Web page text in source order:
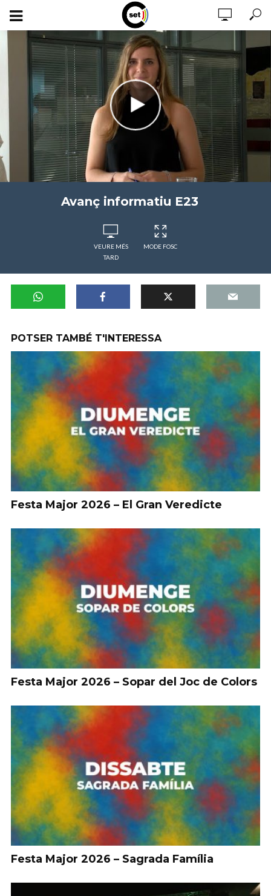
Avanç informatiu E23
VEURE MÉS
TARD
MODE FOSC
POTSER TAMBÉ T'INTERESSA
Festa Major 2026 – El Gran Veredicte
Festa Major 2026 – Sopar del Joc de Colors
Festa Major 2026 – Sagrada Família